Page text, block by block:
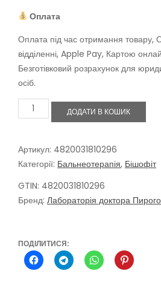
Оплата
Оплата під час отримання товару,
відділенні, Apple Pay, Картою
Безготівковий розрахунок для
осіб.
Бішофіт
екстрактом
(причепи)
для
та
компресів,
330
ДОДАТИ В КОШИК
Артикул: 4820031810296
Категорії: Бальнеотерапія, Бішофіт
GTIN: 4820031810296
Бренд: Лабораторія доктора
ПОДІЛИТИСЯ: